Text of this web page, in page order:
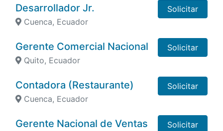
Desarrollador Jr.
Cuenca, Ecuador
Solicitar
Gerente Comercial Nacional
Quito, Ecuador
Solicitar
Contadora (Restaurante)
Cuenca, Ecuador
Solicitar
Gerente Nacional de Ventas Solicitar